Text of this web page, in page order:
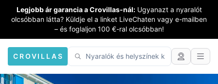
Legjobb ár garancia a Crovillas-nál: Ugyanazt a nyaralót
olcsóbban látta? Küldje el a linket LiveChaten vagy e-mailben
– és foglaljon 100 €-ral olcsóbban!
CROVILLAS